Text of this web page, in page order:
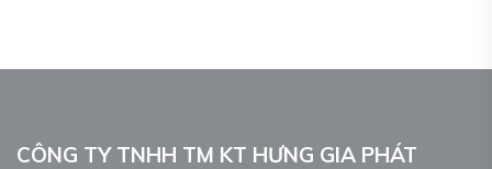
CÔNG TY TNHH TM KT HƯNG GIA PHÁT